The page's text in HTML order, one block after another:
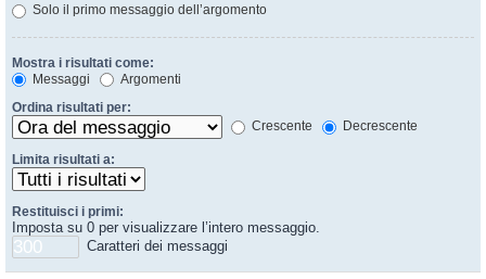
Solo il primo messaggio dell’argomento
Mostra i risultati come:
Messaggi
Argomenti
Ordina risultati per:
Crescente
Decrescente
Limita risultati a:
Restituisci i primi:
Imposta su 0 per visualizzare l’intero messaggio.
Caratteri dei messaggi